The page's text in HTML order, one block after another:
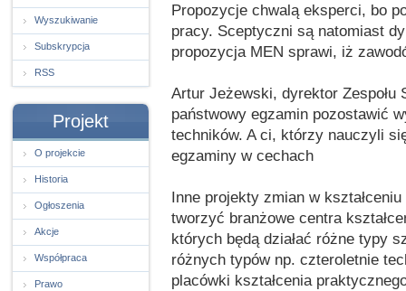
Wyszukiwanie
Subskrypcja
RSS
Projekt
O projekcie
Historia
Ogłoszenia
Akcje
Współpraca
Prawo
Propozycje chwalą eksperci, bo
pracy. Sceptyczni są natomiast
propozycja MEN sprawi, iż
Artur Jeżewski, dyrektor Zespołu
państwowy egzamin pozostawić
techników. A ci, którzy nauczyli
egzaminy w cechach
Inne projekty zmian w
tworzyć branżowe centra
których będą działać różne typy
różnych typów np. czteroletnie
placówki kształcenia